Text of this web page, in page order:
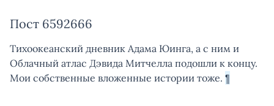
Пост 6592666
Тихоокеанский дневник Адама Юинга, а с ним и
Облачный атлас Дэвида Митчелла подошли к концу.
Мои собственные вложенные истории тоже. ¶